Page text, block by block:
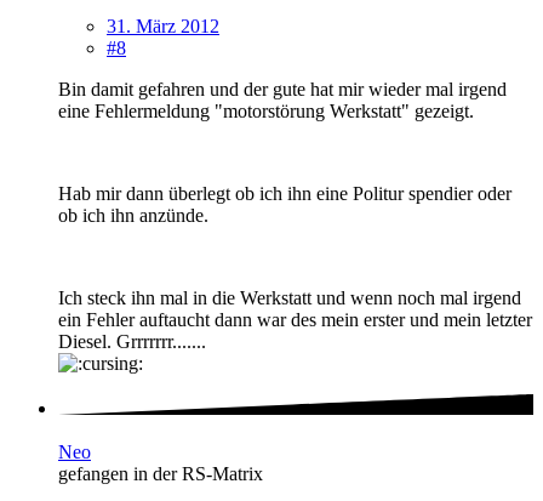
31. März 2012
#8
Bin damit gefahren und der gute hat mir wieder mal irgend
eine Fehlermeldung "motorstörung Werkstatt" gezeigt.
Hab mir dann überlegt ob ich ihn eine Politur spendier oder
ob ich ihn anzünde.
Ich steck ihn mal in die Werkstatt und wenn noch mal irgend
ein Fehler auftaucht dann war des mein erster und mein letzter
Diesel. Grrrrrrr.......
Neo
gefangen in der RS-Matrix